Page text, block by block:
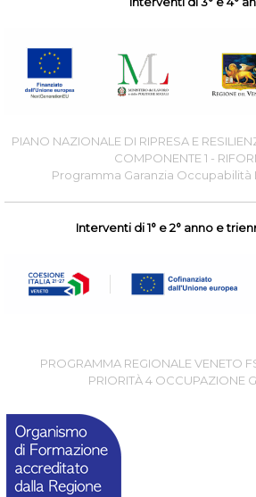
PIANO NAZIONALE DI RIPRESA E
COMPONENTE 1 -
Programma Garanzia Occupabilità
Interventi di 1° e 2° anno e
PROGRAMMA REGIONALE VENETO
PRIORITÀ 4 OCCUPAZIONE